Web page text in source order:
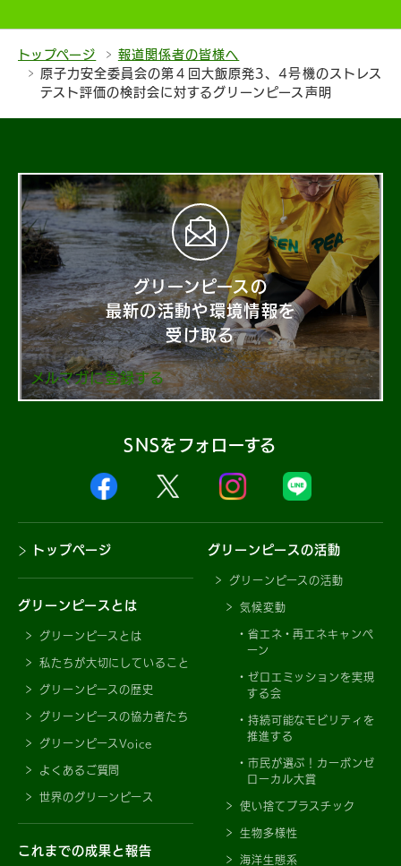
トップページ
報道関係者の皆様へ
原子力安全委員会の第４回大飯原発3、4号機のストレス
テスト評価の検討会に対するグリーンピース声明
グリーンピースの
最新の活動や環境情報を
受け取る
メルマガに登録する
SNSをフォローする
トップページ
グリーンピースとは
グリーンピースとは
私たちが大切にしていること
グリーンピースの歴史
グリーンピースの協力者たち
グリーンピースVoice
よくあるご質問
世界のグリーンピース
これまでの成果と報告
グリーンピースの活動
グリーンピースの活動
気候変動
省エネ・再エネキャンペ
ーン
ゼロエミッションを実現
する会
持続可能なモビリティを
推進する
市民が選ぶ！カーボンゼ
ローカル大賞
使い捨てプラスチック
生物多様性
海洋生態系